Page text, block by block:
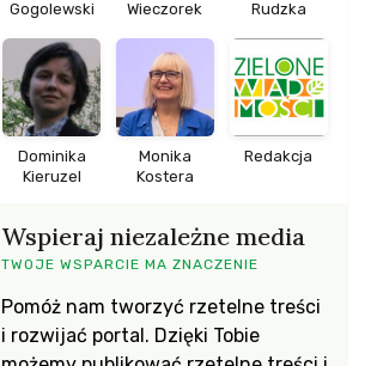
Gogolewski
Wieczorek
Rudzka
Dominika
Kieruzel
Monika
Kostera
Redakcja
Wspieraj niezależne media
TWOJE WSPARCIE MA ZNACZENIE
Pomóż nam tworzyć rzetelne treści
i rozwijać portal. Dzięki Tobie